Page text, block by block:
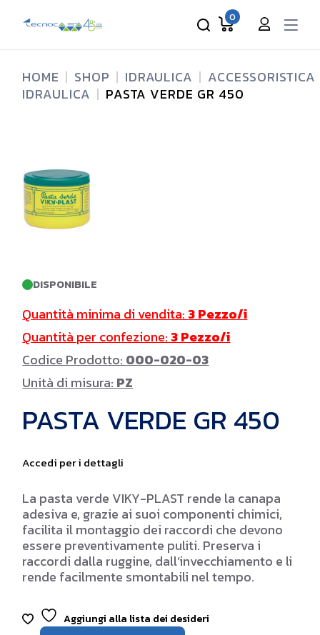
0
HOME SHOP IDRAULICA
ACCESSORISTICA
IDRAULICA
PASTA VERDE GR 450
DISPONIBILE
Quantità minima di vendita: 3 Pezzo/i
Quantità per confezione: 3 Pezzo/i
Codice Prodotto: 000-020-03
Unità di misura: PZ
PASTA VERDE GR 450
Accedi per i dettagli
La pasta verde VIKY-PLAST rende la canapa
adesiva e, grazie ai suoi componenti chimici,
facilita il montaggio dei raccordi che devono
essere preventivamente puliti. Preserva i
raccordi dalla ruggine, dall’invecchiamento e li
rende facilmente smontabili nel tempo.
Aggiungi alla lista dei desideri